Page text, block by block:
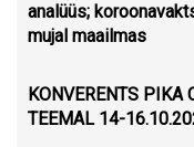
analüüs;
mujal maailmas
KONVERENTS PIKA
TEEMAL 14-